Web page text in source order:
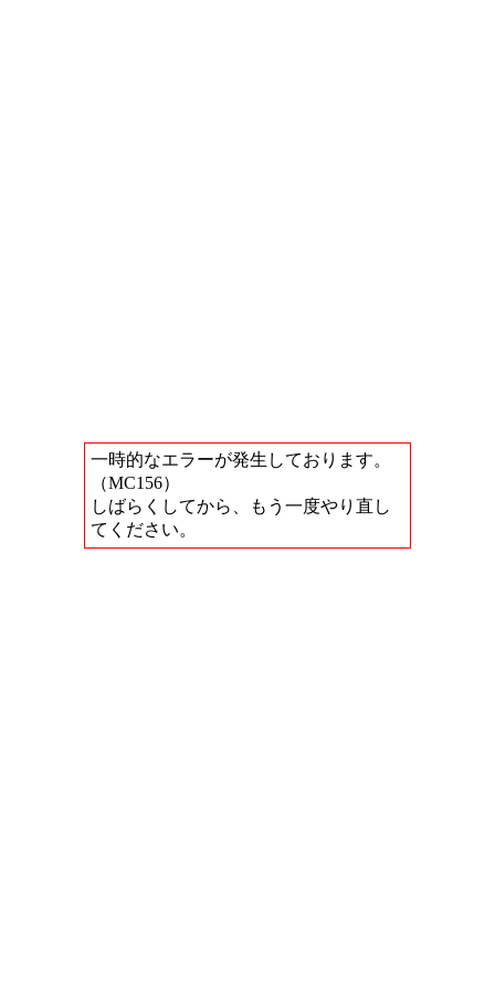
一時的なエラーが発生しております。
（MC156）
しばらくしてから、もう一度やり直し
てください。